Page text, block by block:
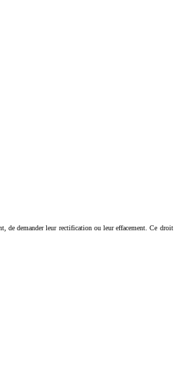
demander leur rectification ou leur effacement. Ce